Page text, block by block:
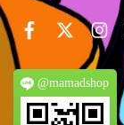
@mamadshop